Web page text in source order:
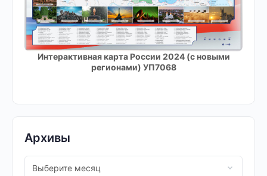
Интерактивная карта России 2024 (с новыми
регионами) УП7068
Архивы